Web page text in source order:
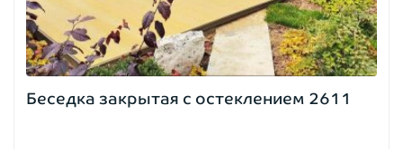
Беседка закрытая с остеклением 2611